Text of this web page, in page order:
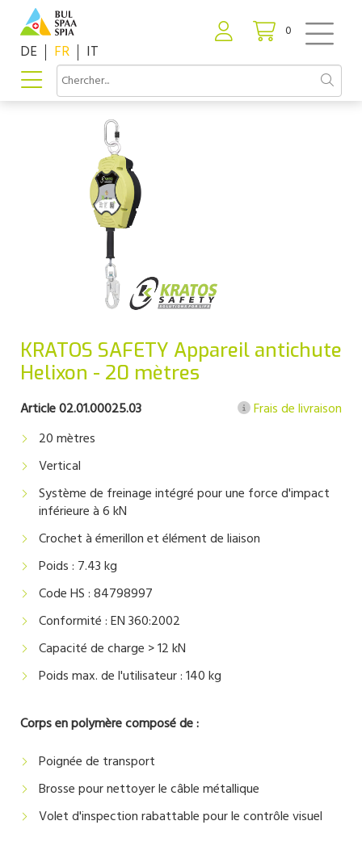
0
DE FR IT
KRATOS SAFETY Appareil antichute
Helixon - 20 mètres
Article 02.01.00025.03
Frais de livraison
20 mètres
Vertical
Système de freinage intégré pour une force d'impact
inférieure à 6 kN
Crochet à émerillon et élément de liaison
Poids : 7.43 kg
Code HS : 84798997
Conformité : EN 360:2002
Capacité de charge > 12 kN
Poids max. de l'utilisateur : 140 kg
Corps en polymère composé de :
Poignée de transport
Brosse pour nettoyer le câble métallique
Volet d'inspection rabattable pour le contrôle visuel